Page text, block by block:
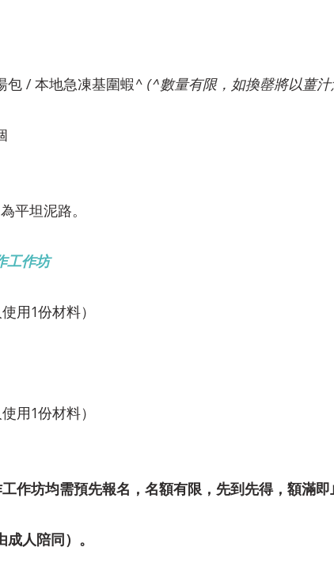
包 / 本地急凍基圍蝦^ (^數量有限，如換罄將以薑
平坦泥路。
工作坊
用1份材料）
用1份材料）
作坊均需預先報名，名額有限，先到先得，額滿即
人陪同）。